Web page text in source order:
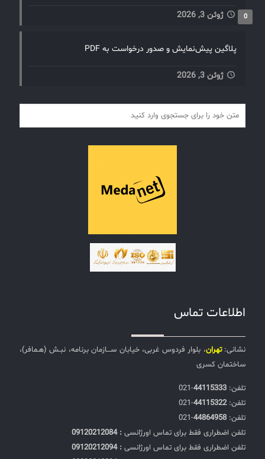
ژوئن 3, 2026 0
پلاگین پیش‌نمایش و صدور درخواست به PDF
ژوئن 3, 2026
اطلاعات تماس
نشانی:تهران، بلوار فردوس غربی، خیابان ســـازمان برنامه، نبـش (هـمافر)،
ساختمان کسری
تلفن:‌ 44115333
-021
تلفن:‌44115322
-021
تلفن:‌ 44864958
-021
تلفن اضطراری فقط برای تماس اورژانسی : 09120212084
تلفن اضطراری فقط برای تماس اورژانسی : 09120212094